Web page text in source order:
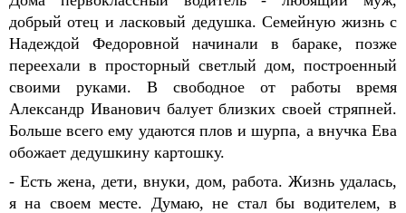
добрый отец и ласковый дедушка. Семейную жизнь с
Надеждой Федоровной начинали в бараке, позже
переехали в просторный светлый дом, построенный
своими руками. В свободное от работы время
Александр Иванович балуетблизких своей стряпней.
Больше всего ему удаются плов и шурпа, а внучка Ева
обожает дедушкину картошку.
- Есть жена, дети, внуки, дом, работа. Жизнь удалась,
я на своем месте. Думаю, не стал бы водителем, в